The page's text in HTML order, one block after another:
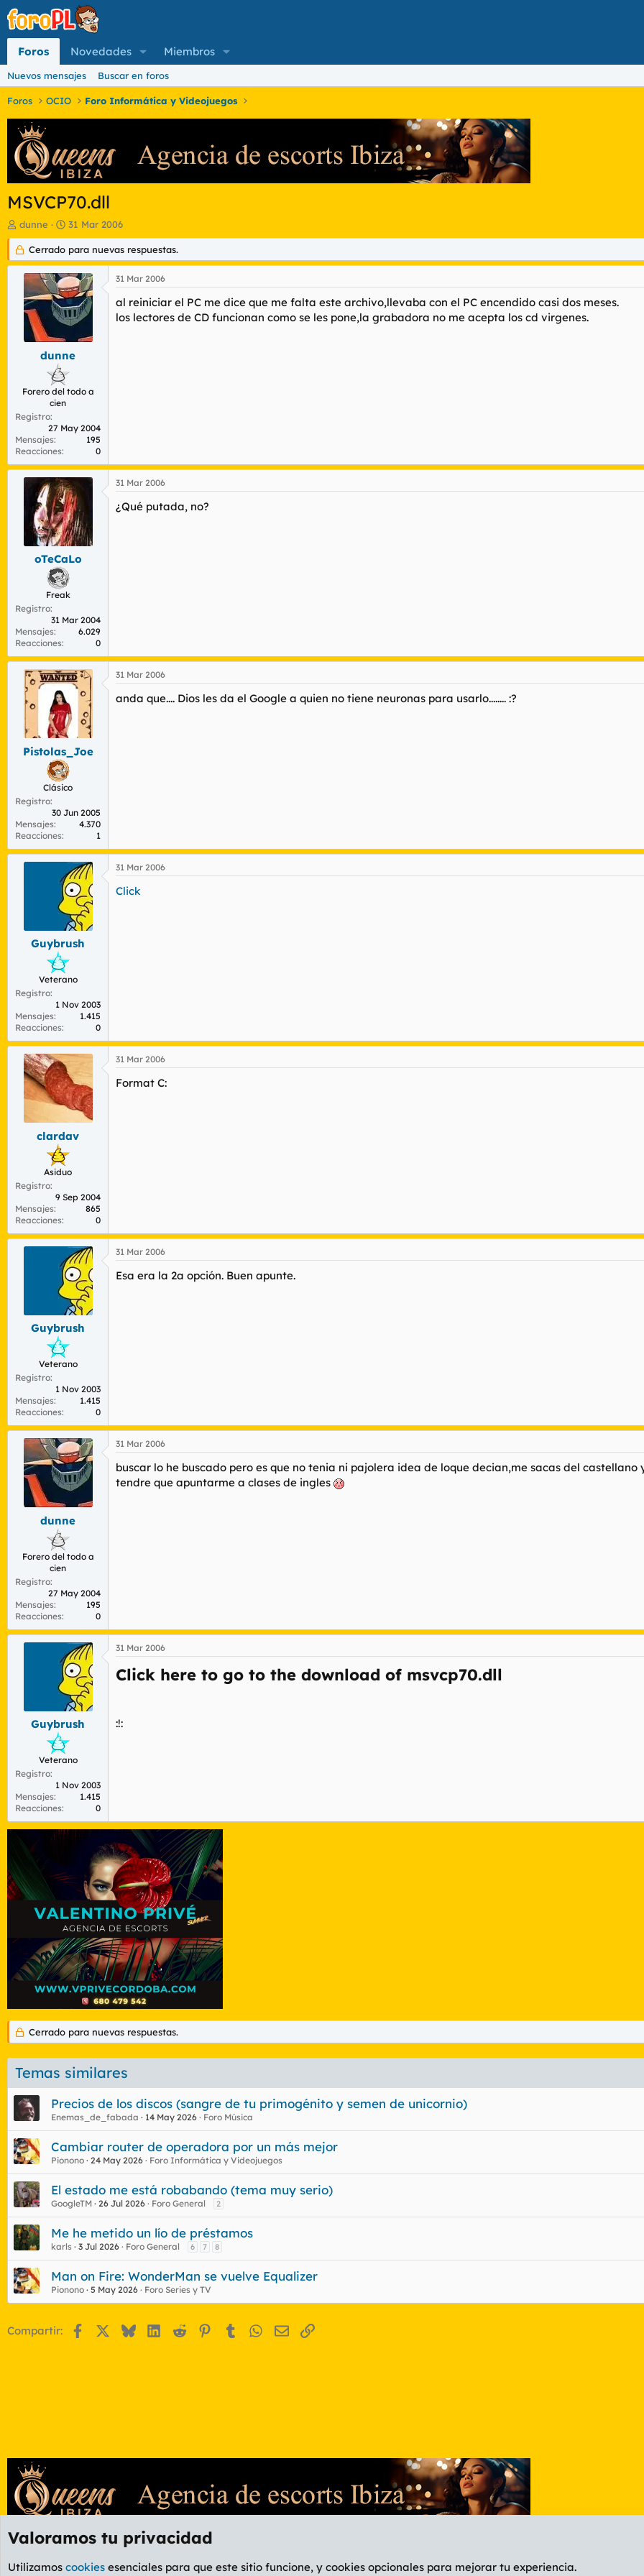
Foros Novedades Miembros
Nuevos mensajes Buscar en foros
Foros OCIO Foro Informática y Videojuegos
MSVCP70.dll
I
n
i
c
a
d
o
d
e
a
dunne
F
e
c
h
a
d
e
i
n
i
c
31 Mar 2006
Cerrado para nuevas respuestas.
dunne
Forero del todo a
cien
Registro
27 May 2004
Mensajes
195
Reacciones
0
31 Mar 2006
al reiniciar el PC me dice que me falta este archivo,llevaba con el PC encendido casi dos meses.
los lectores de CD funcionan como se les pone,la grabadora no me acepta los cd virgenes.
oTeCaLo
Freak
Registro
31 Mar 2004
Mensajes
6.029
Reacciones
0
31 Mar 2006
¿Qué putada, no?
Pistolas_Joe
Clásico
Registro
30 Jun 2005
Mensajes
4.370
Reacciones
1
31 Mar 2006
anda que.... Dios les da el Google a quien no tiene neuronas para usarlo........ :?
Guybrush
Veterano
Registro
1 Nov 2003
Mensajes
1.415
Reacciones
0
31 Mar 2006
Click
clardav
Asiduo
Registro
9 Sep 2004
Mensajes
865
Reacciones
0
31 Mar 2006
Format C:
Guybrush
Veterano
Registro
1 Nov 2003
Mensajes
1.415
Reacciones
0
31 Mar 2006
Esa era la 2a opción. Buen apunte.
dunne
Forero del todo a
cien
Registro
27 May 2004
Mensajes
195
Reacciones
0
31 Mar 2006
buscar lo he buscado pero es que no tenia ni pajolera idea de loque decian,me sacas del castellano
tendre que apuntarme a clases de ingles
Guybrush
Veterano
Registro
1 Nov 2003
Mensajes
1.415
Reacciones
0
31 Mar 2006
Click here to go to the download of msvcp70.dll
:!:
Cerrado para nuevas respuestas.
Temas similares
Precios de los discos (sangre de tu primogénito y semen de unicornio)
Enemas_de_fabada 14 May 2026 Foro Música
Cambiar router de operadora por un más mejor
Pionono 24 May 2026 Foro Informática y Videojuegos
El estado me está robabando (tema muy serio)
GoogleTM 26 Jul 2026 Foro General 2
Me he metido un lío de préstamos
karls 3 Jul 2026 Foro General 6 7 8
Man on Fire: WonderMan se vuelve Equalizer
Pionono 5 May 2026 Foro Series y TV
Compartir: FacebookBlueskyLinkedIn
Reddit Pinterest
Tumblr WhatsApp
EmailEnlace
Foro Informática y Videojuegos
Valoramos tu privacidad
Utilizamos cookies esenciales para que este sitio funcione, y cookies opcionales para mejorar tu experiencia.